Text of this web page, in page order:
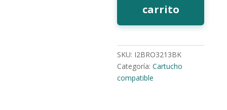
cantidadcarrito
SKU: I2BRO3213BK
Categoría:Cartucho
compatible